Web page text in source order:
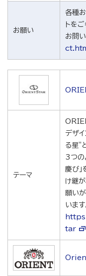
お願い
各種
トを
お問
テーマ
デザ
る星"
3つの
慶び」
け継
願いが
います
tar
Orient